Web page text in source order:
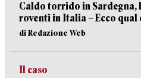
Caldo torrido in Sardegna,
roventi in Italia – Ecco qual
di Redazione Web
Il caso